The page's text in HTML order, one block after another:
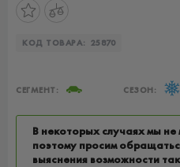
КОД ТОВАРА: 25870
СЕГМЕНТ: СЕЗОН:
В некоторых случаях мы
поэтому просим
выяснения возможности